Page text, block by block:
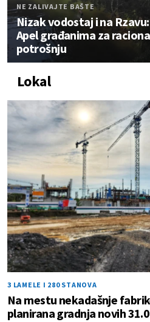
NE ZALIVAJTE BAŠTE
Nizak vodostaj i na Rzavu:
Apel građanima za
potrošnju
Lokal
3 LAMELE I 280 STANOVA
Na mestu nekadašnje
planirana gradnja novih